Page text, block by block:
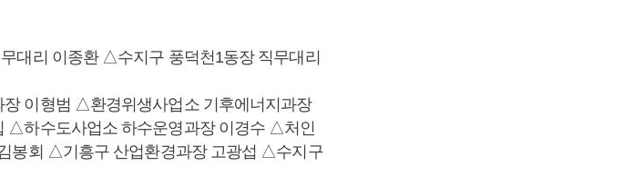
대리 이종환 △수지구 풍덕천1동장 직무대리
이형범 △환경위생사업소 기후에너지과장
△하수도사업소 하수운영과장 이경수 △처인
봉회 △기흥구 산업환경과장 고광섭 △수지구